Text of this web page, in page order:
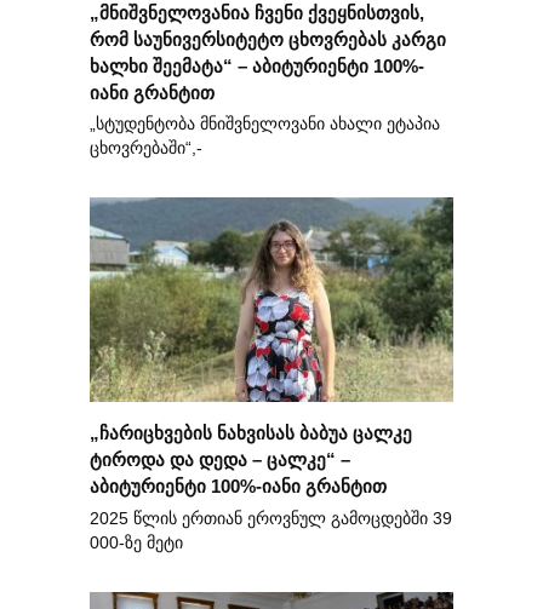
„მნიშვნელოვანია ჩვენი ქვეყნისთვის,
რომ საუნივერსიტეტო ცხოვრებას კარგი
ხალხი შეემატა“ – აბიტურიენტი 100%-
იანი გრანტით
„სტუდენტობა მნიშვნელოვანი ახალი ეტაპია
ცხოვრებაში“,-
„ჩარიცხვების ნახვისას ბაბუა ცალკე
ტიროდა და დედა – ცალკე“ –
აბიტურიენტი 100%-იანი გრანტით
2025 წლის ერთიან ეროვნულ გამოცდებში 39
000-ზე მეტი